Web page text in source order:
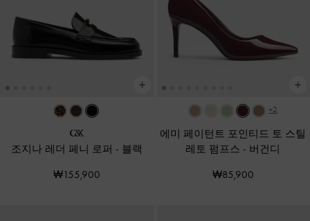
조지나 레더 페니 로퍼 - 블랙
₩155,900
+2
에미 페이턴트 포인티드 토 스틸
레토 펌프스 - 버건디
₩85,900